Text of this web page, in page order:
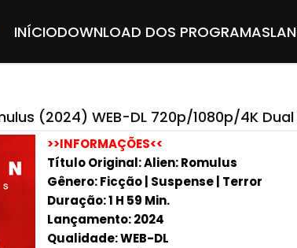
INÍCIODOWNLOAD DOS PROGRAMAS
(2024) WEB-DL 720p/1080p/4K
>>INFORMAÇÕES<<
Título Original: Alien: Romulus
Gênero: Ficção | Suspense | Terror
Duração: 1 H 59 Min.
Lançamento: 2024
Qualidade: WEB-DL